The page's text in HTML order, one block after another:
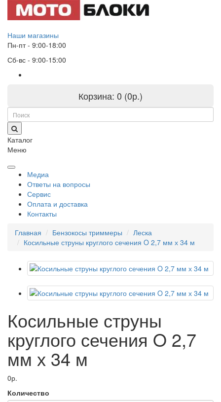
Наши магазины
Пн-пт - 9:00-18:00
Сб-вс - 9:00-15:00
Корзина: 0 (0р.)
Каталог
Меню
Медиа
Ответы на вопросы
Сервис
Оплата и доставка
Контакты
Главная
Бензокосы триммеры
Леска
Косильные струны круглого сечения O 2,7 мм х 34 м
Косильные струны
круглого сечения O 2,7
мм х 34 м
0р.
Количество